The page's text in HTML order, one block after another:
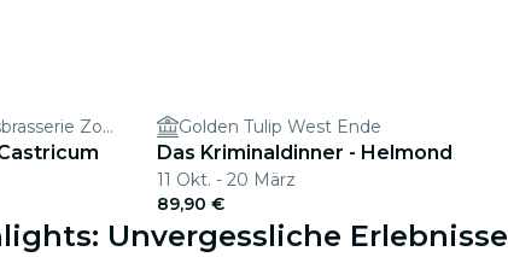
Zoomers aan het Bos & Bosbrasserie Zoomers Golden Tulip West Ende
Das Kriminaldinner - Helmond
11 Okt. - 20 März
89,90 €
Unvergessliche Erlebnisse